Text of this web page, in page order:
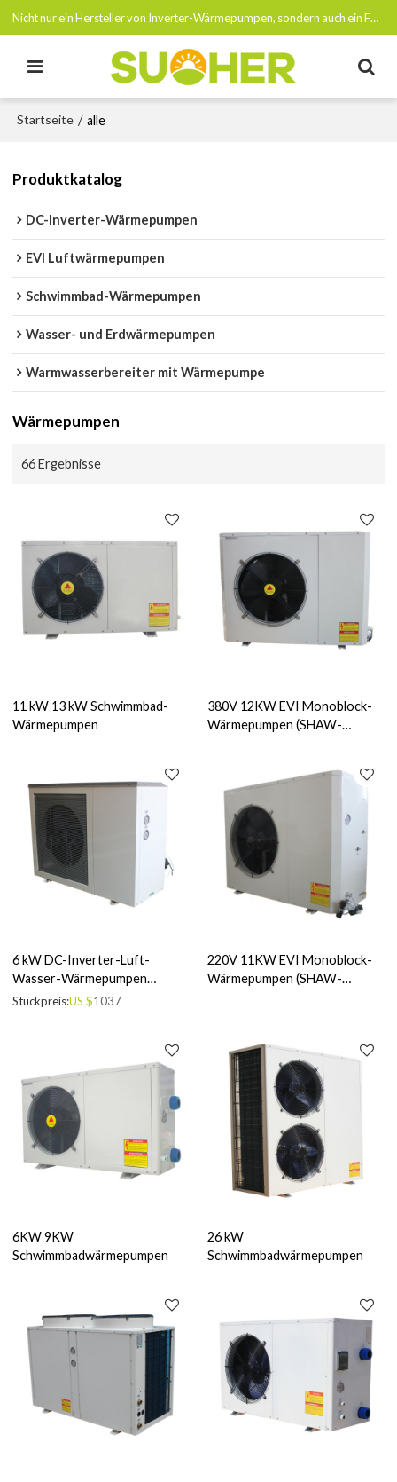
Nicht nur ein Hersteller von Inverter-Wärmepumpen, sondern auch ein Förderer von Netto-Null-Emissionen bis 2050
Startseite / alle
Produktkatalog
DC-Inverter-Wärmepumpen
EVI Luftwärmepumpen
Schwimmbad-Wärmepumpen
Wasser- und Erdwärmepumpen
Warmwasserbereiter mit Wärmepumpe
Wärmepumpen
66 Ergebnisse
11 kW 13 kW Schwimmbad-
Wärmepumpen
380V 12KW EVI Monoblock-
Wärmepumpen (SHAW-
6 kW DC-Inverter-Luft-
Wasser-Wärmepumpen
(SHAW-6DM1)
Stückpreis:US $1037
220V 11KW EVI Monoblock-
Wärmepumpen (SHAW-
6KW 9KW
Schwimmbadwärmepumpen
26 kW
Schwimmbadwärmepumpen